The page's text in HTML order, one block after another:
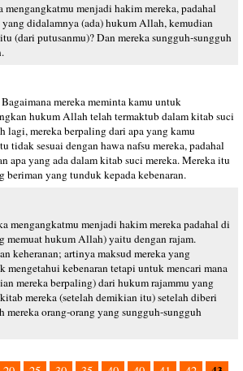
mengangkatmu menjadi hakim mereka, padahal
yang didalamnya (ada) hukum Allah, kemudian
(dari putusanmu)? Dan mereka sungguh-sungguh
mereka meminta kamu untuk
hukum Allah telah termaktub dalam kitab suci
lagi, mereka berpaling dari apa yang kamu
tidak sesuai dengan hawa nafsu mereka, padahal
apa yang ada dalam kitab suci mereka. Mereka itu
beriman yang tunduk kepada kebenaran.
mengangkatmu menjadi hakim mereka padahal di
memuat hukum Allah) yaitu dengan rajam.
keheranan; artinya maksud mereka yang
mengetahui kebenaran tetapi untuk mencari mana
mereka berpaling) dari hukum rajammu yang
mereka (setelah demikian itu) setelah diberi
mereka orang-orang yang sungguh-sungguh